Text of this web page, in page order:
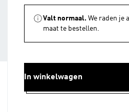
Valt normaal. We raden je
maat te bestellen.
In winkelwagen